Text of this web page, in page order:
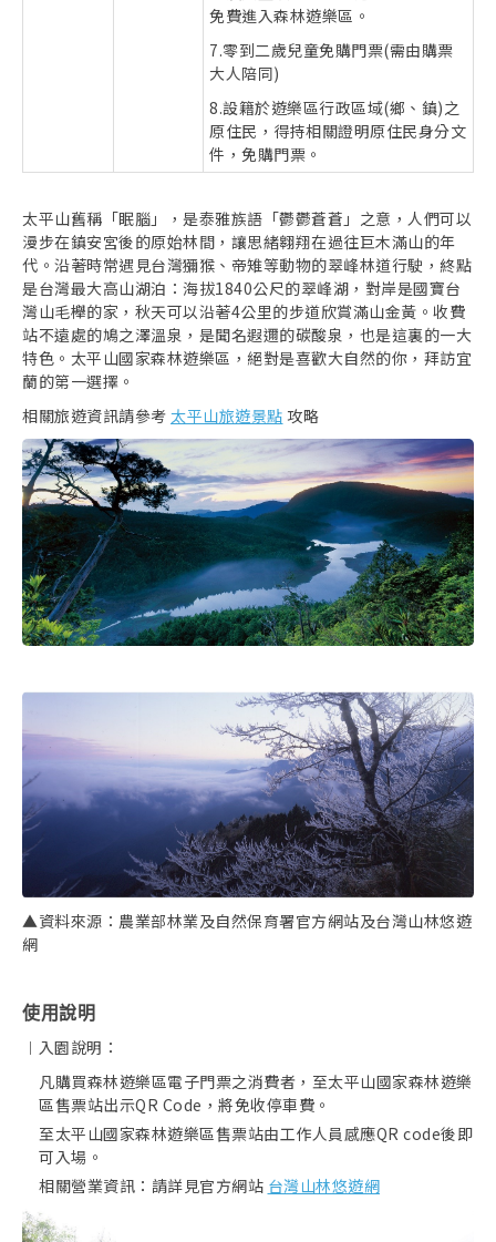
免費進入森林遊樂區。
7.零到二歲兒童免購門票(需由購票
大人陪同)
8.設籍於遊樂區行政區域(鄉、鎮)之
原住民，得持相關證明原住民身分文
件，免購門票。
太平山舊稱「眠腦」，是泰雅族語「鬱鬱蒼蒼」之意，人們可以
漫步在鎮安宮後的原始林間，讓思緒翱翔在過往巨木滿山的年
代。沿著時常遇見台灣獼猴、帝雉等動物的翠峰林道行駛，終點
是台灣最大高山湖泊：海拔1840公尺的翠峰湖，對岸是國寶台
灣山毛櫸的家，秋天可以沿著4公里的步道欣賞滿山金黃。收費
站不遠處的鳩之澤溫泉，是聞名遐邇的碳酸泉，也是這裏的一大
特色。太平山國家森林遊樂區，絕對是喜歡大自然的你，拜訪宜
蘭的第一選擇。
相關旅遊資訊請參考 太平山旅遊景點 攻略
▲資料來源：農業部林業及自然保育署官方網站及台灣山林悠遊
網
使用說明
︱入園說明：
凡購買森林遊樂區電子門票之消費者，至太平山國家森林遊樂
區售票站出示QR Code，將免收停車費。
至太平山國家森林遊樂區售票站由工作人員感應QR code後即
可入場。
相關營業資訊：請詳見官方網站 台灣山林悠遊網
取消收藏